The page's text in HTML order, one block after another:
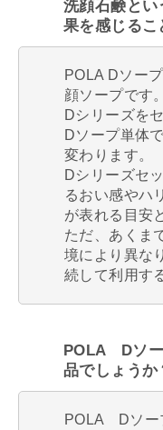
洗顔石鹸とい
果を感じるこ
POLA Dソー
顔ソープです。
Dシリーズを
Dソープ単体
変わります。
Dシリーズセ
るおい感やハ
が表れる目安
ただ、あくま
境により異な
続して利用す
POLA Dソー
品でしょうか
POLA Dソー